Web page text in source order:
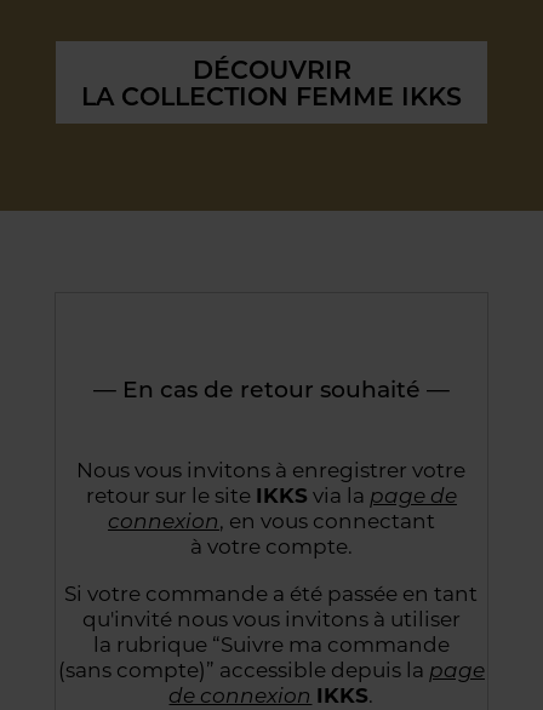
DÉCOUVRIR
LA COLLECTION FEMME IKKS
— En cas de retour souhaité —
Nous vous invitons à enregistrer votre
retour sur le site IKKS via la page de
connexion, en vous connectant
à votre compte.
Si votre commande a été passée en tant
qu'invité nous vous invitons à utiliser
la rubrique “Suivre ma commande
(sans compte)” accessible depuis la page
de connexion IKKS.